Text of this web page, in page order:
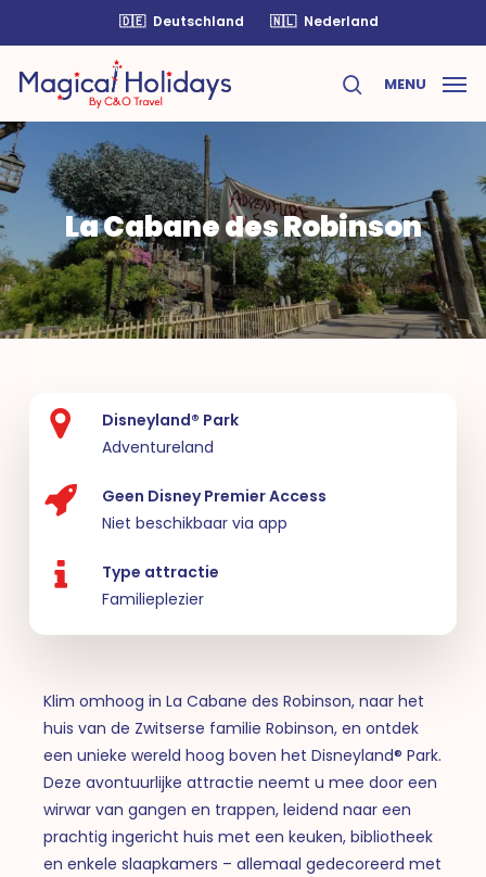
main
content
🇩🇪 Deutschland 🇳🇱 Nederland
search
MENU
La Cabane des Robinson
Disneyland® Park
Adventureland
Geen Disney Premier Access
Niet beschikbaar via app
Type attractie
Familieplezier
Klim omhoog in La Cabane des Robinson, naar het
huis van de Zwitserse familie Robinson, en ontdek
een unieke wereld hoog boven het Disneyland® Park.
Deze avontuurlijke attractie neemt u mee door een
wirwar van gangen en trappen, leidend naar een
prachtig ingericht huis met een keuken, bibliotheek
en enkele slaapkamers – allemaal gedecoreerd met